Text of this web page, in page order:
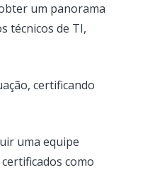
um panorama
técnicos de TI,
certificando
uma equipe
como